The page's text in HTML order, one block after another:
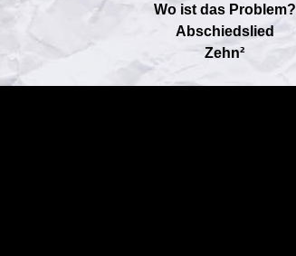
Wo ist das Problem?
Abschiedslied
Zehn²